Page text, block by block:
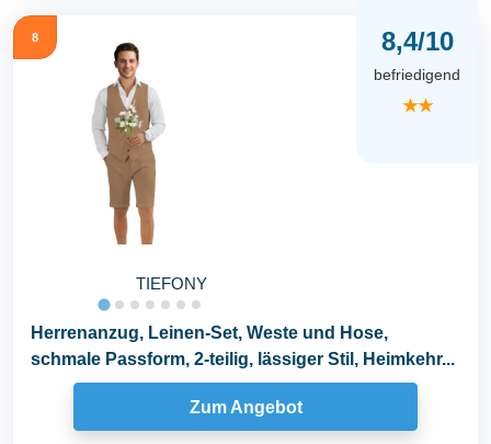
8
TIEFONY
8,4/10
befriedigend
★★
Herrenanzug, Leinen-Set, Weste und Hose,
schmale Passform, 2-teilig, lässiger Stil, Heimkehr...
Zum Angebot